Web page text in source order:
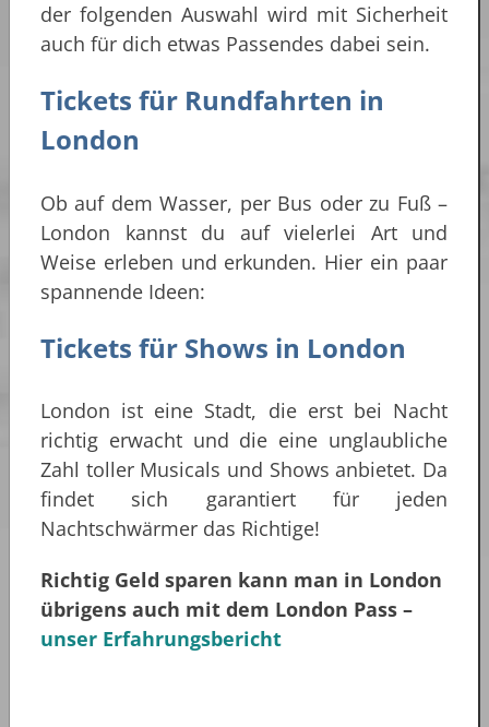
der folgenden Auswahl wird mit Sicherheit
auch für dich etwas Passendes dabei sein.
Tickets für Rundfahrten in
London
Ob auf dem Wasser, per Bus oder zu Fuß –
London kannst du auf vielerlei Art und
Weise erleben und erkunden. Hier ein paar
spannende Ideen:
Tickets für Shows in London
London ist eine Stadt, die erst bei Nacht
richtig erwacht und die eine unglaubliche
Zahl toller Musicals und Shows anbietet. Da
findet sich garantiert für jeden
Nachtschwärmer das Richtige!
Richtig Geld sparen kann man in London
übrigens auch mit dem London Pass –
unser Erfahrungsbericht